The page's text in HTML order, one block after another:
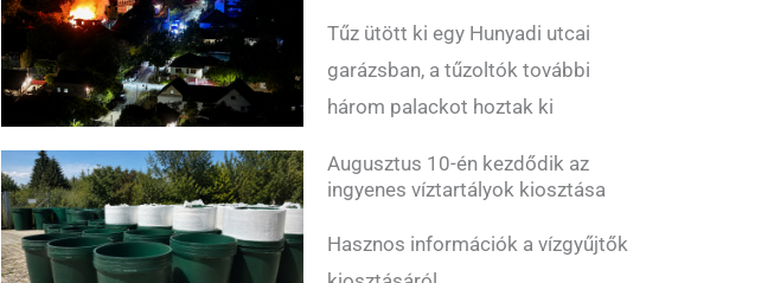
Tűz ütött ki egy Hunyadi utcai
garázsban, a tűzoltók további
három palackot hoztak ki
Augusztus 10-én kezdődik az
ingyenes víztartályok kiosztása
Hasznos információk a vízgyűjtők